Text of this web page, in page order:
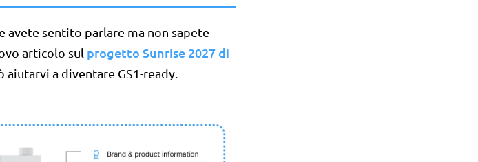
avete sentito parlare ma non sapete
articolo sul progetto Sunrise 2027 di
aiutarvi a diventare GS1-ready.